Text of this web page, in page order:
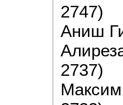
2747)
Аниш
2737)